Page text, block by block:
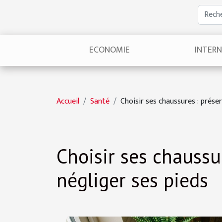
ECONOMIE
Accueil Santé Choisir ses chaussures :
Choisir ses
négliger ses pieds